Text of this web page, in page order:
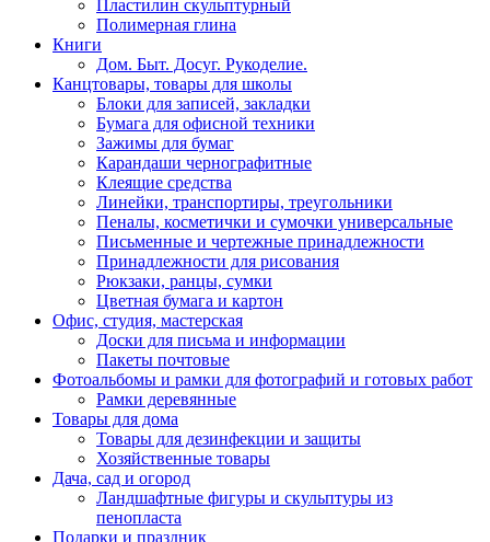
Пластилин скульптурный
Полимерная глина
Книги
Дом. Быт. Досуг. Рукоделие.
Канцтовары, товары для школы
Блоки для записей, закладки
Бумага для офисной техники
Зажимы для бумаг
Карандаши чернографитные
Клеящие средства
Линейки, транспортиры, треугольники
Пеналы, косметички и сумочки универсальные
Письменные и чертежные принадлежности
Принадлежности для рисования
Рюкзаки, ранцы, сумки
Цветная бумага и картон
Офис, студия, мастерская
Доски для письма и информации
Пакеты почтовые
Фотоальбомы и рамки для фотографий и готовых работ
Рамки деревянные
Товары для дома
Товары для дезинфекции и защиты
Хозяйственные товары
Дача, сад и огород
Ландшафтные фигуры и скульптуры из
пенопласта
Подарки и праздник